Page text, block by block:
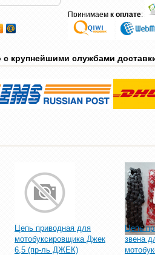
Принимаем к оплате:
крупнейшими службами
Цепь приводная для
мотобуксировщика Джек
6,5 (пр-ль ДЖЕК)
Цепь
звена